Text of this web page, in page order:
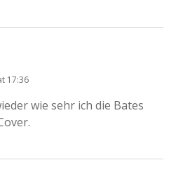
17:36
wie sehr ich die Bates